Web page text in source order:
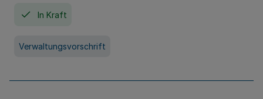
In Kraft
Verwaltungsvorschrift